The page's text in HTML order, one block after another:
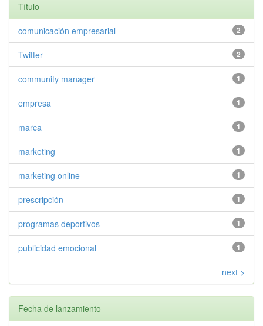
Título
2
comunicación empresarial
2
Twitter
1
community manager
1
empresa
1
marca
1
marketing
1
marketing online
1
prescripción
1
programas deportivos
1
publicidad emocional
next >
Fecha de lanzamiento